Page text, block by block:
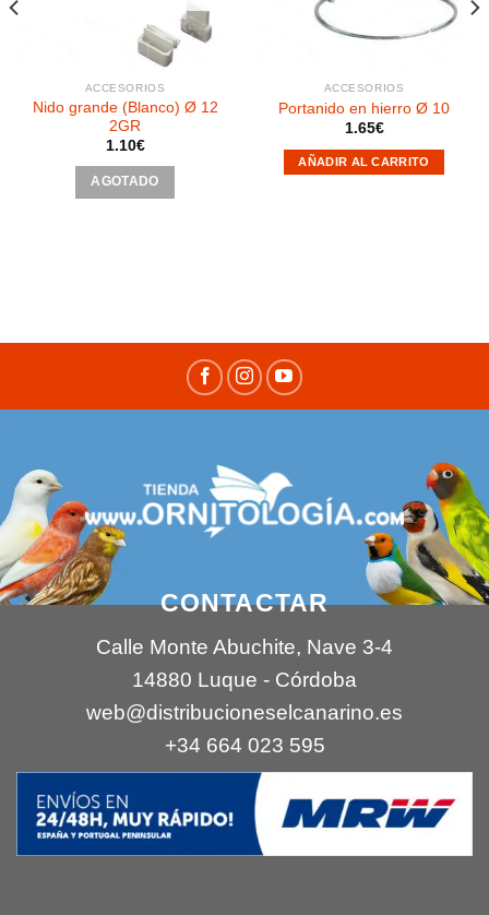
ACCESORIOS
Nido grande (Blanco) Ø 12
2GR
1.10€
AGOTADO
ACCESORIOS
Portanido en hierro Ø 10
1.65€
AÑADIR AL CARRITO
CONTACTAR
Calle Monte Abuchite, Nave 3-4
14880 Luque - Córdoba
web@distribucioneselcanarino.es
+34 664 023 595